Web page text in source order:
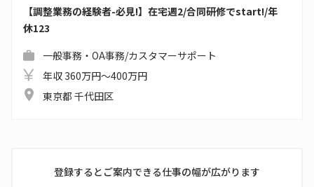
【調整業務の経験者-必見!】在宅週2/合同研修でstart!/年
休123
一般事務・OA事務/カスタマーサポート
年収 360万円～400万円
東京都 千代田区
登録するとご案内できる仕事の幅が広がります